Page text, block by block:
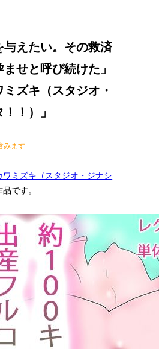
与えたい。その救済
せと呼び続けた」
ミズキ（スタジオ・
！）」
みます
ワミズキ（スタジオ・ジナシ
品です。